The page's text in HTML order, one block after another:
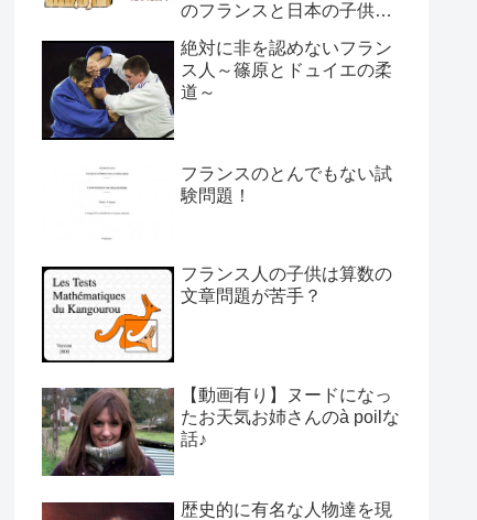
のフランスと日本の子供の
絶対に非を認めないフラン
ス人～篠原とドュイエの柔
道～
フランスのとんでもない試
験問題！
フランス人の子供は算数の
文章問題が苦手？
【動画有り】ヌードになっ
たお天気お姉さんのà poilな
話♪
歴史的に有名な人物達を現